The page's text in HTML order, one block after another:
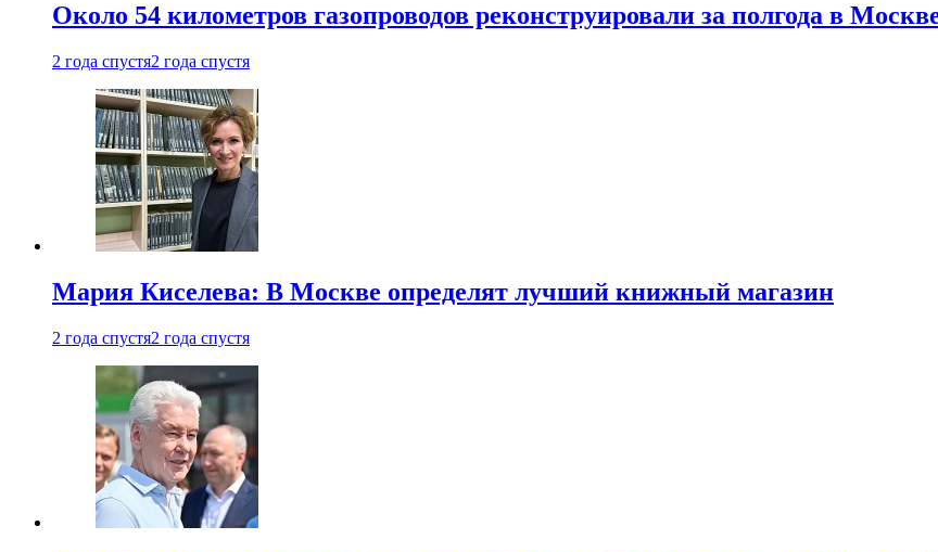
Около 54 километров газопроводов реконструировали за полгода в
2 года спустя2 года спустя
Мария Киселева: В Москве определят лучший книжный магазин
2 года спустя2 года спустя